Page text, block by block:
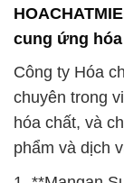
cung ứng
Công ty Hóa
chuyên trong
hóa chất, và
phẩm và dịch